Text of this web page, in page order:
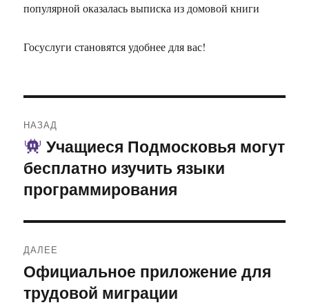
популярной оказалась выписка из домовой книги
Госуслуги становятся удобнее для вас!
по
записям
НАЗАД
Предыдущая
запись:
Учащиеся Подмосковья могут
бесплатно изучить языки
программирования
ДАЛЕЕ
Следующая
запись:
Официальное приложение для
трудовой миграции